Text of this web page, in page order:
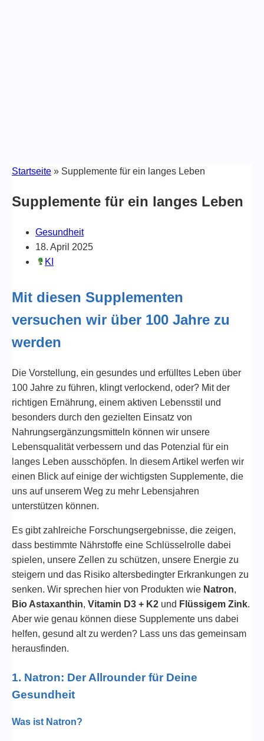
Startseite » Supplemente für ein langes Leben
Supplemente für ein langes Leben
Gesundheit
18. April 2025
KI
Mit diesen Supplementen
versuchen wir über 100 Jahre zu
werden
Die Vorstellung, ein gesundes und erfülltes Leben über
100 Jahre zu führen, klingt verlockend, oder? Mit der
richtigen Ernährung, einem aktiven Lebensstil und
besonders durch den gezielten Einsatz von
Nahrungsergänzungsmitteln können wir unsere
Lebensqualität verbessern und das Potenzial für ein
langes Leben ausschöpfen. In diesem Artikel werfen wir
einen Blick auf einige der wichtigsten Supplemente, die
uns auf unserem Weg zu mehr Lebensjahren
unterstützen können.
Es gibt zahlreiche Forschungsergebnisse, die zeigen,
dass bestimmte Nährstoffe eine Schlüsselrolle dabei
spielen, unsere Zellen zu schützen, unsere Energie zu
steigern und das Risiko altersbedingter Erkrankungen zu
senken. Wir sprechen hier von Produkten wie Natron,
Bio Astaxanthin, Vitamin D3 + K2 und Flüssigem Zink.
Aber wie genau können diese Supplemente uns dabei
helfen, gesund alt zu werden? Lass uns das gemeinsam
herausfinden.
1. Natron: Der Allrounder für Deine
Gesundheit
Was ist Natron?